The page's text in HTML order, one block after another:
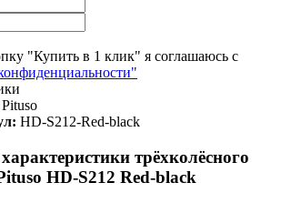
"Купить в 1 клик" я соглашаюсь с
Pituso
HD-S212-Red-black
трёхколёсного
HD-S212 Red-black